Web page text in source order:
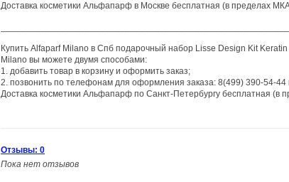
Доставка косметики Альфапарф в Москве бесплатная (в пределах
Купить Alfaparf Milano в Спб подарочный набор Lisse Design Kit Keratin
Milano вы можете двумя способами:
1. добавить товар в корзину и оформить заказ;
2. позвонить по телефонам для оформления заказа: 8(499) 390-54-
Доставка косметики Альфапарф по Санкт-Петербургу бесплатная (в
Отзывы: 0
Пока нет отзывов